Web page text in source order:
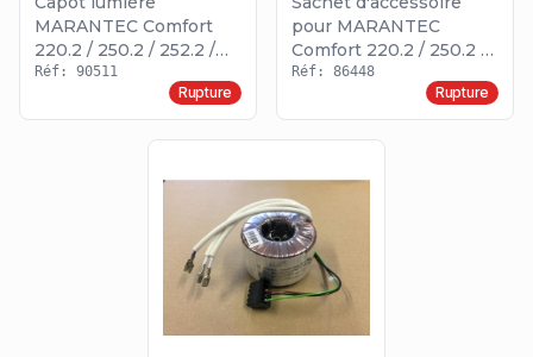
MARANTEC Comfort
220.2 / 250.2 / 252.2 /
250.2 Speed
Réf: 90511
Rupture
pour MARANTEC
Comfort 220.2 / 250.2 /
252.2 / 250.2 Speed
Réf: 86448
Rupture